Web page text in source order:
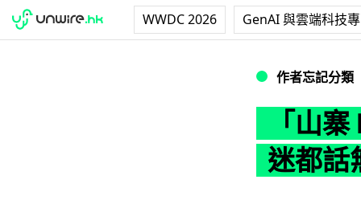
WWDC 2026 GenAI 與雲端科技
作者忘記分類
「山
迷都話